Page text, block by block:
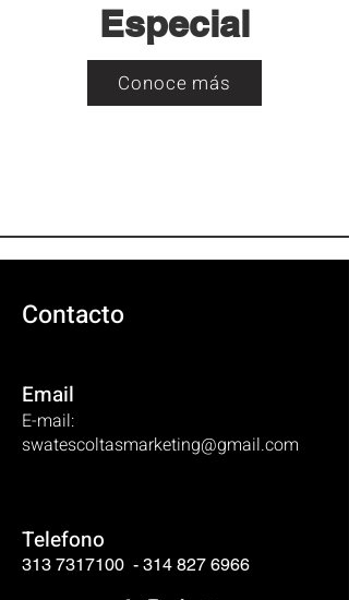
Especial
Conoce más
Contacto
Email
E-mail:
swatescoltasmarketing@gmail.com
Telefono
313 7317100 - 314 827 6966